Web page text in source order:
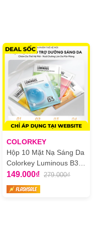
ngăn tóc rụng do hư tổn
COLORKEY
Hộp 10 Mặt Nạ Sáng Da
Colorkey Luminous B3
Brightening Facial Mask
30ml x 10 Miếng
149.000₫ 279.000₫